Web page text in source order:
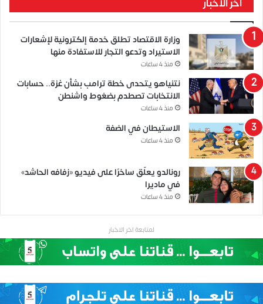
آخر الأخبار
وزارة الاقتصاد تطلق خدمة إلكترونية لإشعارات
الاستيراد وتدعو التجار للاستفادة منها
منذ 4 ساعات
نتنياهو يتحدى خطة ترامب بشأن غزة.. حسابات
الانتخابات تصطدم بضغوط واشنطن
منذ 4 ساعات
الاستيطان في الضفة
منذ 4 ساعات
رونالدو يعلّق ساخرًا على فيديو «زفافه الحاشد»
في ماديرا
منذ 4 ساعات
لمتابعة اخر الاخبار